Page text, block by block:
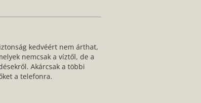
kedvéért nem árthat,
nemcsak a víztől, de a
Akárcsak a többi
a telefonra.